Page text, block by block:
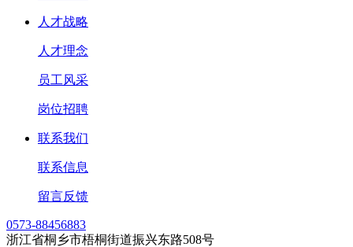
人才战略
人才理念
员工风采
岗位招聘
联系我们
联系信息
留言反馈
0573-88456883
浙江省桐乡市梧桐街道振兴东路508号